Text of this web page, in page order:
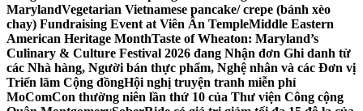
MarylandVegetarian Vietnamese pancake/ crepe (bánh xèo
chay) Fundraising Event at Viên Ân TempleMiddle Eastern
American Heritage MonthTaste of Wheaton: Maryland’s
Culinary & Culture Festival 2026 đang Nhận đơn Ghi danh từ
các Nhà hàng, Người bán thực phẩm, Nghệ nhân và các Đơn vị
Triển lãm Cộng đồngHội nghị truyện tranh miễn phí
MoComCon thường niên lần thứ 10 của Thư viện Công cộng